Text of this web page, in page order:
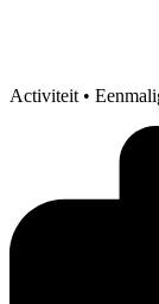
Activiteit •